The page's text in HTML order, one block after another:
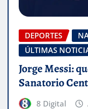
DEPORTES
ÚLTIMAS
Jorge Messi:
Sanatorio
8 Digital